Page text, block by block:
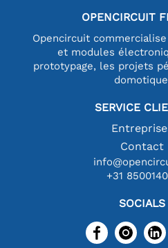
OPENCIRCUIT
Opencircuit
et modules
prototypage, les projets
SERVICE
Contact
+31
SOCIALS